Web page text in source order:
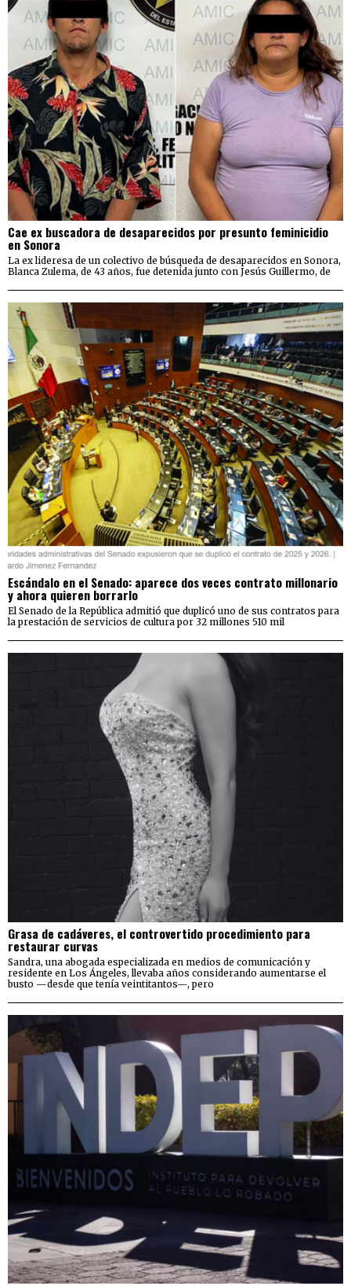
Cae ex buscadora de desaparecidos por presunto feminicidio
en Sonora
La ex lideresa de un colectivo de búsqueda de desaparecidos en Sonora,
Blanca Zulema, de 43 años, fue detenida junto con Jesús Guillermo, de
Escándalo en el Senado: aparece dos veces contrato millonario
y ahora quieren borrarlo
El Senado de la República admitió que duplicó uno de sus contratos para
la prestación de servicios de cultura por 32 millones 510 mil
Grasa de cadáveres, el controvertido procedimiento para
restaurar curvas
Sandra, una abogada especializada en medios de comunicación y
residente en Los Ángeles, llevaba años considerando aumentarse el
busto —desde que tenía veintitantos—, pero